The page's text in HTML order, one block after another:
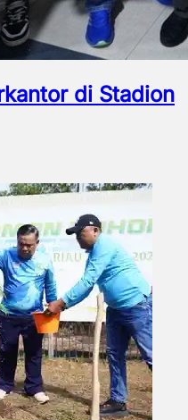
di Stadion